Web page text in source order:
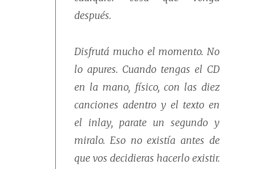
después.
Disfrutá mucho el momento. No
lo apures. Cuando tengas el CD
en la mano, físico, con las diez
canciones adentro y el texto en
el inlay, parate un segundo y
miralo. Eso no existía antes de
que vos decidieras hacerlo existir.